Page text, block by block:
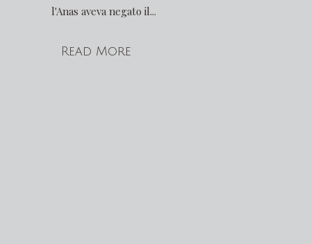
l'Anas aveva negato il...
Read More